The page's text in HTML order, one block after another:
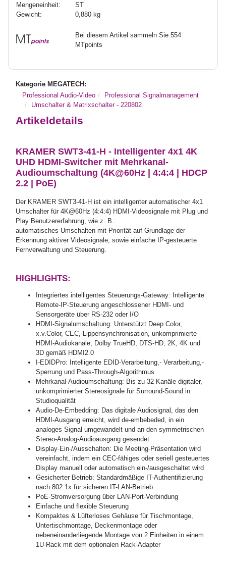
Mengeneinheit:
ST
Gewicht:
0,880kg
Bei diesem Artikel sammeln Sie 554
MTpoints
Kategorie MEGATECH:
Professional Audio-Video
Professional Signalmanagement
Umschalter & Matrixschalter - 220802
Artikeldetails
KRAMER SWT3-41-H - Intelligenter 4x1 4K
UHD HDMI-Switcher mit Mehrkanal-
Audioumschaltung (4K@60Hz | 4:4:4 | HDCP
2.2 | PoE)
Der KRAMER SWT3-41-H ist ein intelligenter automatischer 4x1
Umschalter für 4K@60Hz (4:4:4) HDMI-Videosignale mit Plug und
Play Benutzererfahrung, wie z. B.:
automatisches Umschalten mit Priorität auf Grundlage der
Erkennung aktiver Videosignale, sowie einfache IP-gesteuerte
Fernverwaltung und Steuerung.
HIGHLIGHTS:
Integriertes intelligentes Steuerungs-Gateway: Intelligente
Remote-IP-Steuerung angeschlossener HDMI- und
Sensorgeräte über RS-232 oder I/O
HDMI-Signalumschaltung: Unterstützt Deep Color,
x.v.Color, CEC, Lippensynchronisation, unkomprimierte
HDMI-Audiokanäle, Dolby TrueHD, DTS-HD, 2K, 4K und
3D gemäß HDMI2.0
I-EDIDPro: Intelligente EDID-Verarbeitung,- Verarbeitung,-
Sperrung und Pass-Through-Algorithmus
Mehrkanal-Audioumschaltung: Bis zu 32 Kanäle digitaler,
unkomprimierter Stereosignale für Surround-Sound in
Studioqualität
Audio-De-Embedding: Das digitale Audiosignal, das den
HDMI-Ausgang erreicht, wird de-embebeded, in ein
analoges Signal umgewandelt und an den symmetrischen
Stereo-Analog-Audioausgang gesendet
Display-Ein-/Ausschalten: Die Meeting-Präsentation wird
vereinfacht, indem ein CEC-fähiges oder seriell gesteuertes
Display manuell oder automatisch ein-/ausgeschaltet wird
Gesicherter Betrieb: Standardmäßige IT-Authentifizierung
nach 802.1x für sicheren IT-LAN-Betrieb
PoE-Stromversorgung über LAN-Port-Verbindung
Einfache und flexible Steuerung
Kompaktes & Lüfterloses Gehäuse für Tischmontage,
Untertischmontage, Deckenmontage oder
nebeneinanderliegende Montage von 2 Einheiten in einem
1U-Rack mit dem optionalen Rack-Adapter